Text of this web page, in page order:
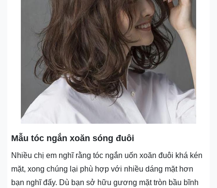
Mẫu tóc ngắn xoăn sóng đuôi
Nhiều chị em nghĩ rằng tóc ngắn uốn xoăn đuôi khá kén
mặt, xong chúng lại phù hợp với nhiều dáng mặt hơn
bạn nghĩ đấy. Dù bạn sở hữu gương mặt tròn bầu bĩnh